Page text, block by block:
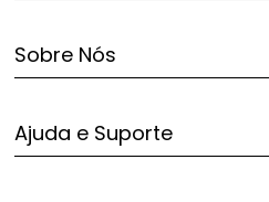
Sobre Nós
Ajuda e Suporte